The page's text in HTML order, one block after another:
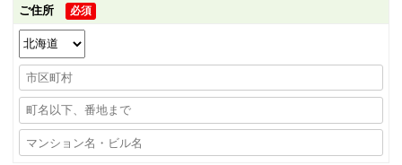
ご住所 必須